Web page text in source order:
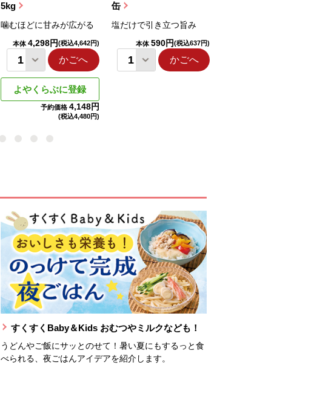
5kg
噛むほどに甘みが広がる
本体 4,298円(税込4,642円)
かごへ
よやくらぶに登録
予約価格 4,148円
(税込4,480円)
缶
塩だけで引き立つ旨み
本体 590円(税込637円)
かごへ
すくすくBaby＆Kids おむつやミルクなども！
うどんやご飯にサッとのせて！暑い夏にもするっと食
べられる、夜ごはんアイデアを紹介します。